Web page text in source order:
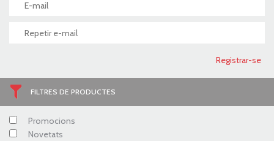
FILTRES DE PRODUCTES
Promocions
Novetats